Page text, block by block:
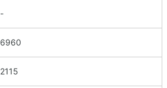
-
6960
2115